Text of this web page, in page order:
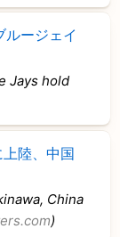
ルージェイ
Jays hold
陸、中国
China
)